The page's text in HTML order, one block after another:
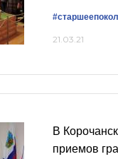
21.03.21
В
приемов